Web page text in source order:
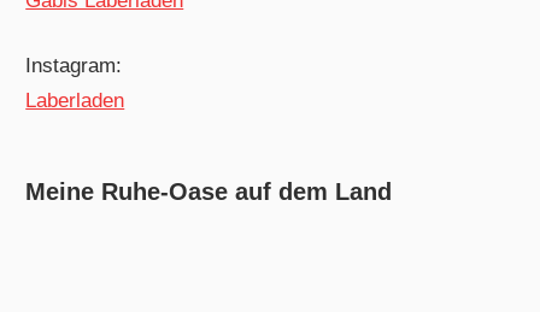
Instagram:
Laberladen
Meine Ruhe-Oase auf dem Land